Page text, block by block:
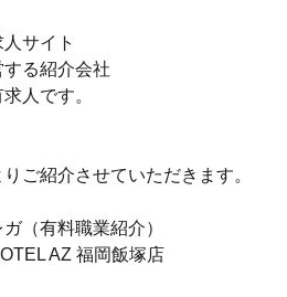
サイト
する紹介会社
人です。
ご紹介させていただきます。
（有料職業紹介）
AZ 福岡飯塚店